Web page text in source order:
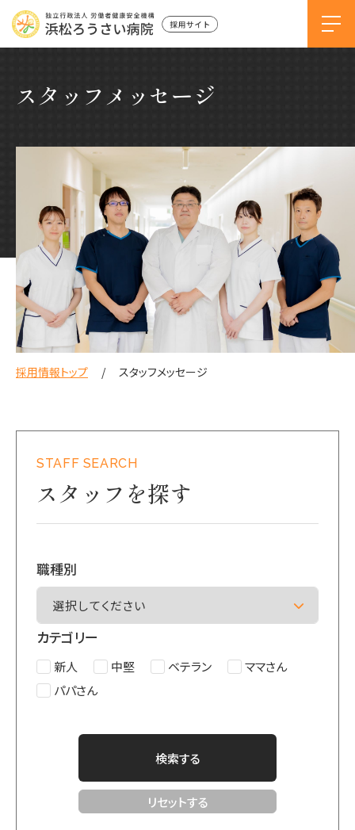
スタッフメッセージ
採用情報トップ スタッフメッセージ
STAFF SEARCH
スタッフを探す
職種別
カテゴリー
新人 中堅 ベテラン
ママさん
パパさん
検索する
リセットする